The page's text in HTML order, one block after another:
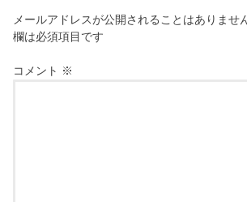
メールアドレスが公開されることはありませ
欄は必須項目です
コメント ※